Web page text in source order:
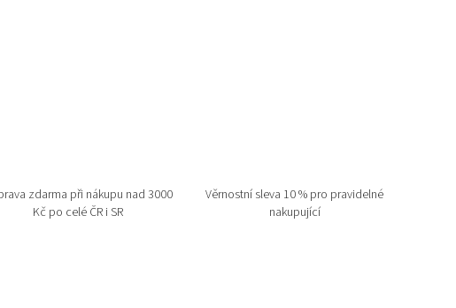
zdarma při nákupu nad 3000
Kč po celé ČR i SR
Věrnostní sleva 10 % pro pravidelné
nakupující